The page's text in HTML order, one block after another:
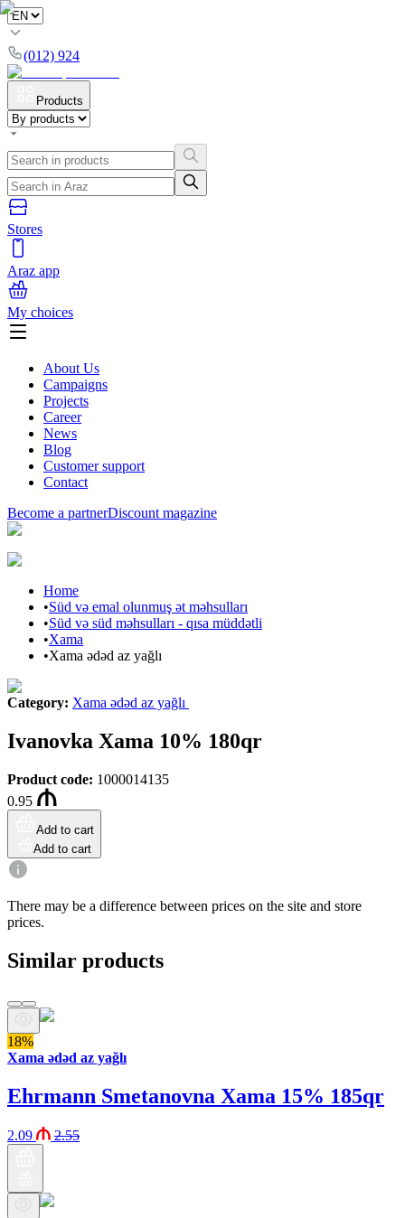
(012) 924
Products
Stores
Araz app
My choices
About Us
Campaigns
Projects
Career
News
Blog
Customer support
Contact
Become a partnerDiscount magazine
Home
•Süd və emal olunmuş ət məhsulları
•Süd və süd məhsulları - qısa müddətli
•Xama
•Xama ədəd az yağlı
Category: Xama ədəd az yağlı
Ivanovka Xama 10% 180qr
Product code: 1000014135
0.95
Add to cart
Add to cart
There may be a difference between prices on the site and store
prices.
Similar products
18%
Xama ədəd az yağlı
Ehrmann Smetanovna Xama 15% 185qr
2.09 2.55